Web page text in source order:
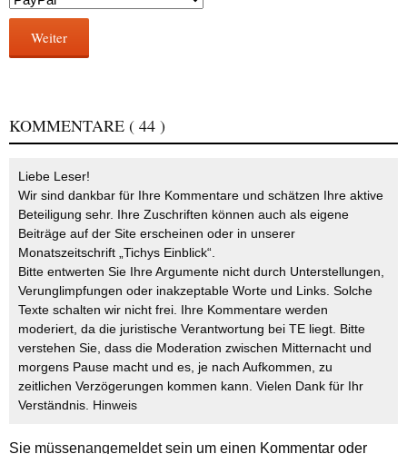
Weiter
KOMMENTARE ( 44 )
Liebe Leser!
Wir sind dankbar für Ihre Kommentare und schätzen Ihre aktive
Beteiligung sehr. Ihre Zuschriften können auch als eigene
Beiträge auf der Site erscheinen oder in unserer
Monatszeitschrift „Tichys Einblick“.
Bitte entwerten Sie Ihre Argumente nicht durch Unterstellungen,
Verunglimpfungen oder inakzeptable Worte und Links. Solche
Texte schalten wir nicht frei. Ihre Kommentare werden
moderiert, da die juristische Verantwortung bei TE liegt. Bitte
verstehen Sie, dass die Moderation zwischen Mitternacht und
morgens Pause macht und es, je nach Aufkommen, zu
zeitlichen Verzögerungen kommen kann. Vielen Dank für Ihr
Verständnis. Hinweis
Sie müssenangemeldetsein um einen Kommentar oder